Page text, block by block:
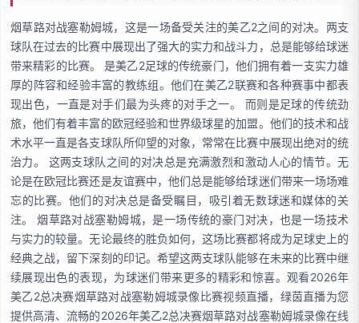
烟草路对战塞勒姆城，这是一场备受关注的美乙2之间的对决。两支
球队在过去的比赛中展现出了强大的实力和战斗力，总是能够给球迷
带来精彩的比赛。 是美乙2足球的传统豪门，他们拥有着一支实力雄
厚的阵容和经验丰富的教练组。他们在美乙2联赛和各种赛事中都表
现出色，一直是对手们最为头疼的对手之一。 而则是足球的传统劲
旅，他们有着丰富的欧冠经验和世界级球星的加盟。他们的技术和战
术水平一直是各支球队所仰望的对象，常常在比赛中展现出绝对的统
治力。 这两支球队之间的对决总是充满激烈和激动人心的情节。无
论是在欧冠比赛还是友谊赛中，他们总是能够给球迷们带来一场场难
忘的比赛。他们的对决总是备受瞩目，吸引着无数球迷和媒体的关
注。 烟草路对战塞勒姆城，是一场传统的豪门对决，也是一场技术
与实力的较量。无论最终的胜负如何，这场比赛都将成为足球史上的
经典之战，留下深刻的印记。希望这两支球队能够在未来的比赛中继
续展现出色的表现，为球迷们带来更多的精彩和惊喜。观看2026年
美乙2总决赛烟草路对战塞勒姆城录像比赛视频直播，绿茵直播为您
提供高清、流畅的2026年美乙2总决赛烟草路对战塞勒姆城录像在线